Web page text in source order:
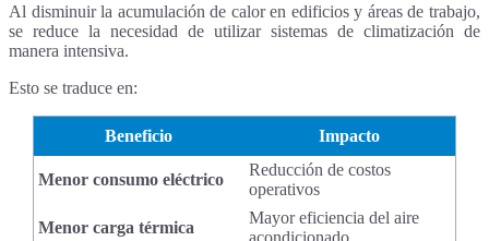
Al disminuir la acumulación de calor en edificios y áreas de trabajo,
se reduce la necesidad de utilizar sistemas de climatización de
manera intensiva.
Esto se traduce en:
Beneficio Impacto
Menor consumo eléctrico
Reducción de costos
operativos
Menor carga térmica
Mayor eficiencia del aire
acondicionado